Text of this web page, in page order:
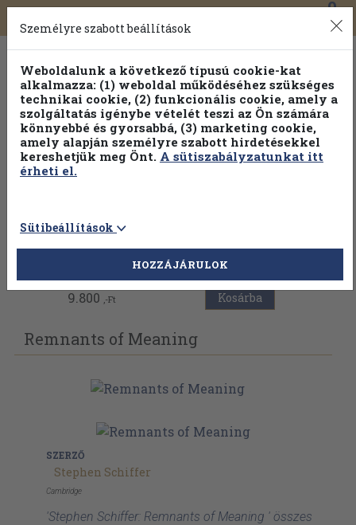
Toggle
navigation
0
Válogasson több mint 1.000.000 kiadványunk közül
100% kedvezménnyel!
Vissza az előző oldalra
9.800 ,-Ft Kosárba
Remnants of Meaning
SZERZŐ
Stephen Schiffer
Cambridge
'Stephen Schiffer: Remnants of Meaning ' összes
Személyre szabott beállítások
Weboldalunk a következő típusú cookie-kat
alkalmazza: (1) weboldal működéséhez szükséges
technikai cookie, (2) funkcionális cookie, amely a
szolgáltatás igénybe vételét teszi az Ön számára
könnyebbé és gyorsabbá, (3) marketing cookie,
amely alapján személyre szabott hirdetésekkel
kereshetjük meg Önt. A sütiszabályzatunkat itt
érheti el.
Sütibeállítások
HOZZÁJÁRULOK